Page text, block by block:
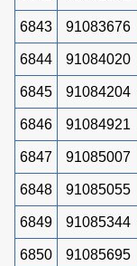
6843 91083676
6844 91084020
6845 91084204
6846 91084921
6847 91085007
6848 91085055
6849 91085344
6850 91085695